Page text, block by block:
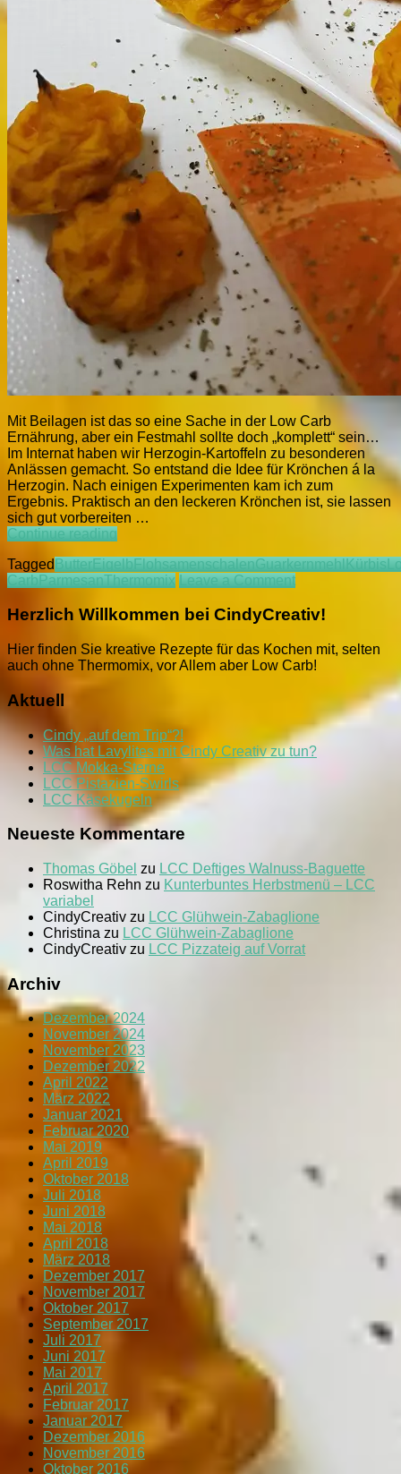
Mit Beilagen ist das so eine Sache in der Low Carb
Ernährung, aber ein Festmahl sollte doch „komplett“ sein…
Im Internat haben wir Herzogin-Kartoffeln zu besonderen
Anlässen gemacht. So entstand die Idee für Krönchen á la
Herzogin. Nach einigen Experimenten kam ich zum
Ergebnis. Praktisch an den leckeren Krönchen ist, sie lassen
sich gut vorbereiten …
Continue readingLCC
á
la
TaggedButterEigelbFlohsamenschalenGuarkernmehlKürbis
CarbParmesanThermomix Leave a Commenton
Krönchen
la
Herzogin
Herzlich Willkommen bei CindyCreativ!
Hier finden Sie kreative Rezepte für das Kochen mit, selten
auch ohne Thermomix, vor Allem aber Low Carb!
Aktuell
Cindy „auf dem Trip“?!
Was hat Lavylites mit Cindy Creativ zu tun?
LCC Mokka-Sterne
LCC Pistazien-Swirls
LCC Käsekugeln
Neueste Kommentare
Thomas Göbel zu LCC Deftiges Walnuss-Baguette
Roswitha Rehn zu Kunterbuntes Herbstmenü – LCC
variabel
CindyCreativ zu LCC Glühwein-Zabaglione
Christina zu LCC Glühwein-Zabaglione
CindyCreativ zu LCC Pizzateig auf Vorrat
Archiv
Dezember 2024
November 2024
November 2023
Dezember 2022
April 2022
März 2022
Januar 2021
Februar 2020
Mai 2019
April 2019
Oktober 2018
Juli 2018
Juni 2018
Mai 2018
April 2018
März 2018
Dezember 2017
November 2017
Oktober 2017
September 2017
Juli 2017
Juni 2017
Mai 2017
April 2017
Februar 2017
Januar 2017
Dezember 2016
November 2016
Oktober 2016